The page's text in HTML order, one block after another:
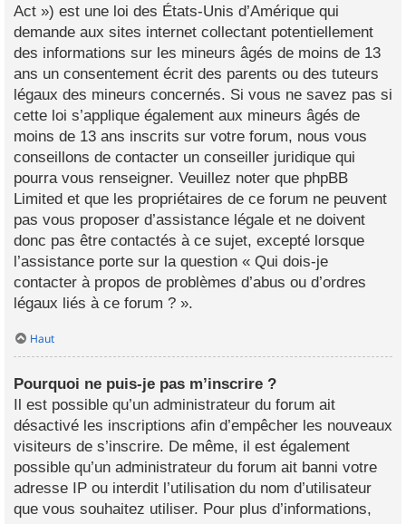
Act ») est une loi des États-Unis d’Amérique qui
demande aux sites internet collectant potentiellement
des informations sur les mineurs âgés de moins de 13
ans un consentement écrit des parents ou des tuteurs
légaux des mineurs concernés. Si vous ne savez pas si
cette loi s’applique également aux mineurs âgés de
moins de 13 ans inscrits sur votre forum, nous vous
conseillons de contacter un conseiller juridique qui
pourra vous renseigner. Veuillez noter que phpBB
Limited et que les propriétaires de ce forum ne peuvent
pas vous proposer d’assistance légale et ne doivent
donc pas être contactés à ce sujet, excepté lorsque
l’assistance porte sur la question « Qui dois-je
contacter à propos de problèmes d’abus ou d’ordres
légaux liés à ce forum ? ».
Haut
Pourquoi ne puis-je pas m’inscrire ?
Il est possible qu’un administrateur du forum ait
désactivé les inscriptions afin d’empêcher les nouveaux
visiteurs de s’inscrire. De même, il est également
possible qu’un administrateur du forum ait banni votre
adresse IP ou interdit l’utilisation du nom d’utilisateur
que vous souhaitez utiliser. Pour plus d’informations,